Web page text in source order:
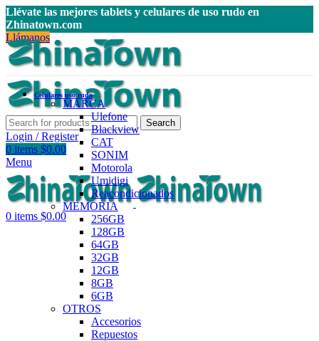
Llévate las mejores tablets y celulares de uso rudo en
Zhinatown.com
Llámanos
Search
Login / Register
0 items $0.00
Menu
0 items $0.00
Celulares uso rudo
MARCA
Ulefone
Blackview
CAT
SONIM
Motorola
Umidigi
Reacondicionados
MEMORIA
256GB
128GB
64GB
32GB
12GB
8GB
6GB
OTROS
Accesorios
Repuestos